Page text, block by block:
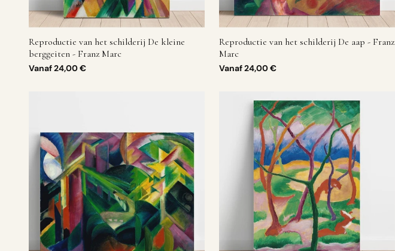
Reproductie van het schilderij De kleine
berggeiten - Franz Marc
Vanaf24,00 €
Reproductie van het schilderij De aap - Franz
Marc
Vanaf24,00 €